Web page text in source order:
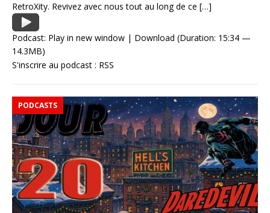
RetroXity. Revivez avec nous tout au long de ce […]
Podcast: Play in new window | Download (Duration: 15:34 —
14.3MB)
S'inscrire au podcast : RSS
PODCASTS